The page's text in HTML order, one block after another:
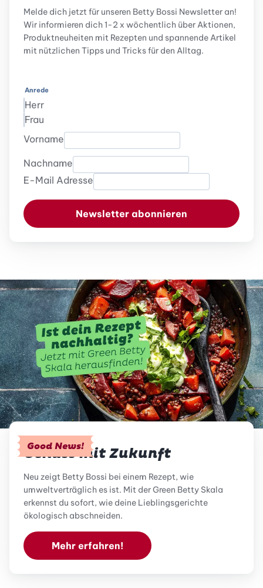
Melde dich jetzt für unseren Betty Bossi Newsletter an!
Wir informieren dich 1-2 x wöchentlich über Aktionen,
Produktneuheiten mit Rezepten und spannende Artikel
mit nützlichen Tipps und Tricks für den Alltag.
Anrede
Herr
Frau
Vorname
Nachname
E-Mail Adresse
Newsletter abonnieren
Good News!
Genuss mit Zukunft
Neu zeigt Betty Bossi bei einem Rezept, wie
umweltverträglich es ist. Mit der Green Betty Skala
erkennst du sofort, wie deine Lieblingsgerichte
ökologisch abschneiden.
Mehr erfahren!